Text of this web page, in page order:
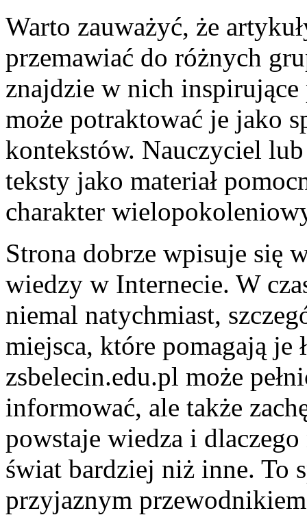
Warto zauważyć, że
przemawiać do różnych
znajdzie w nich inspirujące
może potraktować je jako
kontekstów. Nauczyciel
teksty jako materiał
charakter
Strona dobrze wpisuje się
wiedzy w Internecie. W
niemal natychmiast,
miejsca, które pomagają je
zsbelecin.edu.pl może
informować, ale także
powstaje wiedza i
świat bardziej niż inne. To
przyjaznym